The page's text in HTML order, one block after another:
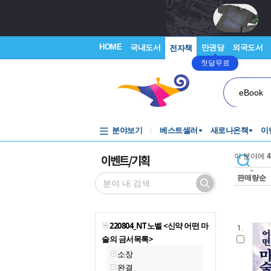
HOME 국내도서 전자책 만권당
첫달무료
외국도서
eBook
분야보기 베스트셀러 새로나온책 이
이벤트/기획
220804_NT노벨 <신약 어떤 마
술의 금서목록>
소장
완결
이 분야에 4
판매량순
1.